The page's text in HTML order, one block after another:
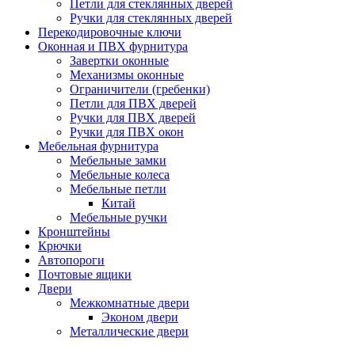
Петли для стеклянных дверей
Ручки для стеклянных дверей
Перекодировочные ключи
Оконная и ПВХ фурнитура
Завертки оконные
Механизмы оконные
Ограничители (гребенки)
Петли для ПВХ дверей
Ручки для ПВХ дверей
Ручки для ПВХ окон
Мебельная фурнитура
Мебельные замки
Мебельные колеса
Мебельные петли
Китай
Мебельные ручки
Кронштейны
Крючки
Автопороги
Почтовые ящики
Двери
Межкомнатные двери
Эконом двери
Металлические двери